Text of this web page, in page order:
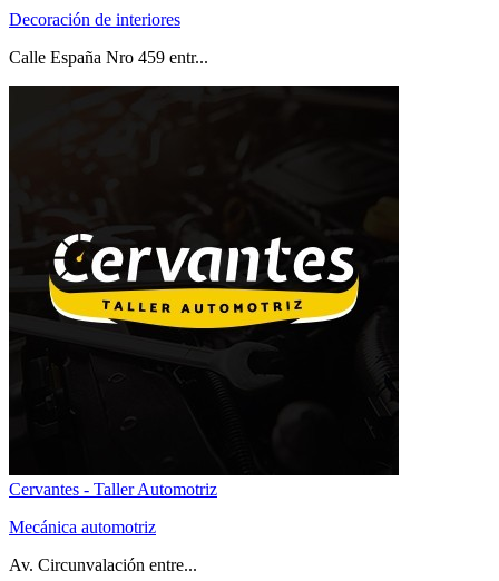
Decoración de interiores
Calle España Nro 459 entr...
Cervantes - Taller Automotriz
Mecánica automotriz
Av. Circunvalación entre...